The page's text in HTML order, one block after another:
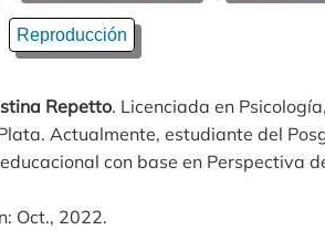
Reproducción
Repetto. Licenciada en
Actualmente, estudiante del
con base en Perspectiva
Oct., 2022.